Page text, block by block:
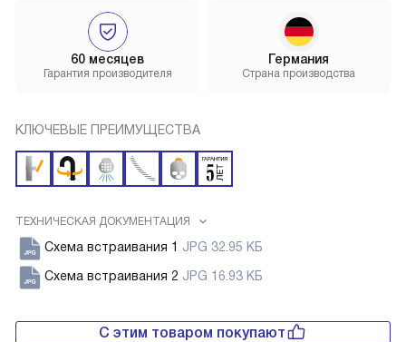
60 месяцев
Гарантия производителя
Германия
Страна производства
КЛЮЧЕВЫЕ ПРЕИМУЩЕСТВА
ТЕХНИЧЕСКАЯ ДОКУМЕНТАЦИЯ
Схема встраивания 1 JPG 32.95 КБ
Схема встраивания 2 JPG 16.93 КБ
С этим товаром покупают